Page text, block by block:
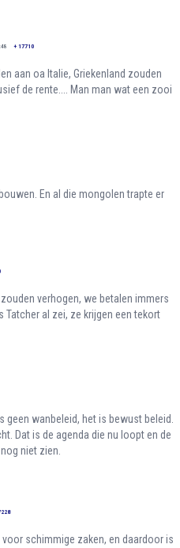
+ 17710
aan oa Italie, Griekenland zouden
de rente.... Man man wat een zooi
En al die mongolen trapte er
verhogen, we betalen immers
al zei, ze krijgen een tekort
wanbeleid, het is bewust beleid.
Dat is de agenda die nu loopt en de
niet zien.
schimmige zaken, en daardoor is